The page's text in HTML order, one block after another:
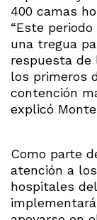
400 camas
“Este
una tregua
respuesta de
los primeros
contención
explicó
Como parte
atención a
hospitales